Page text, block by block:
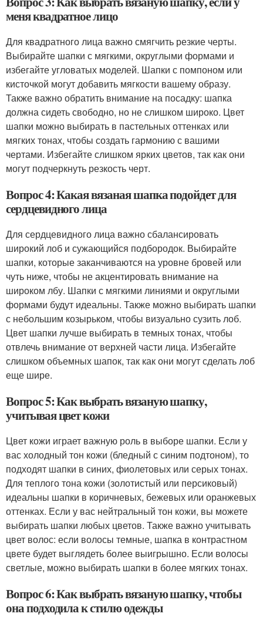
меня квадратное лицо
Для квадратного лица важно смягчить резкие черты.
Выбирайте шапки с мягкими, округлыми формами и
избегайте угловатых моделей. Шапки с помпоном или
кисточкой могут добавить мягкости вашему образу.
Также важно обратить внимание на посадку: шапка
должна сидеть свободно, но не слишком широко. Цвет
шапки можно выбирать в пастельных оттенках или
мягких тонах, чтобы создать гармонию с вашими
чертами. Избегайте слишком ярких цветов, так как они
могут подчеркнуть резкость черт.
Вопрос 4: Какая вязаная шапка подойдет для
сердцевидного лица
Для сердцевидного лица важно сбалансировать
широкий лоб и сужающийся подбородок. Выбирайте
шапки, которые заканчиваются на уровне бровей или
чуть ниже, чтобы не акцентировать внимание на
широком лбу. Шапки с мягкими линиями и округлыми
формами будут идеальны. Также можно выбирать шапки
с небольшим козырьком, чтобы визуально сузить лоб.
Цвет шапки лучше выбирать в темных тонах, чтобы
отвлечь внимание от верхней части лица. Избегайте
слишком объемных шапок, так как они могут сделать лоб
еще шире.
Вопрос 5: Как выбрать вязаную шапку,
учитывая цвет кожи
Цвет кожи играет важную роль в выборе шапки. Если у
вас холодный тон кожи (бледный с синим подтоном), то
подходят шапки в синих, фиолетовых или серых тонах.
Для теплого тона кожи (золотистый или персиковый)
идеальны шапки в коричневых, бежевых или оранжевых
оттенках. Если у вас нейтральный тон кожи, вы можете
выбирать шапки любых цветов. Также важно учитывать
цвет волос: если волосы темные, шапка в контрастном
цвете будет выглядеть более выигрышно. Если волосы
светлые, можно выбирать шапки в более мягких тонах.
Вопрос 6: Как выбрать вязаную шапку, чтобы
она подходила к стилю одежды